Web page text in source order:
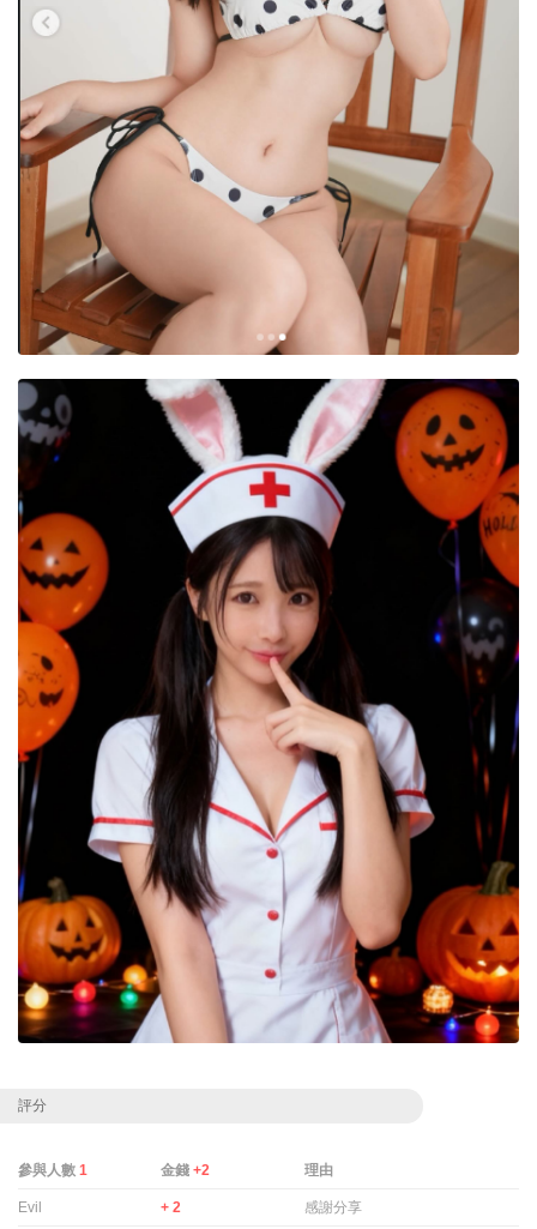
評分
參與人數 1 金錢+2 理由
Evil + 2 感謝分享